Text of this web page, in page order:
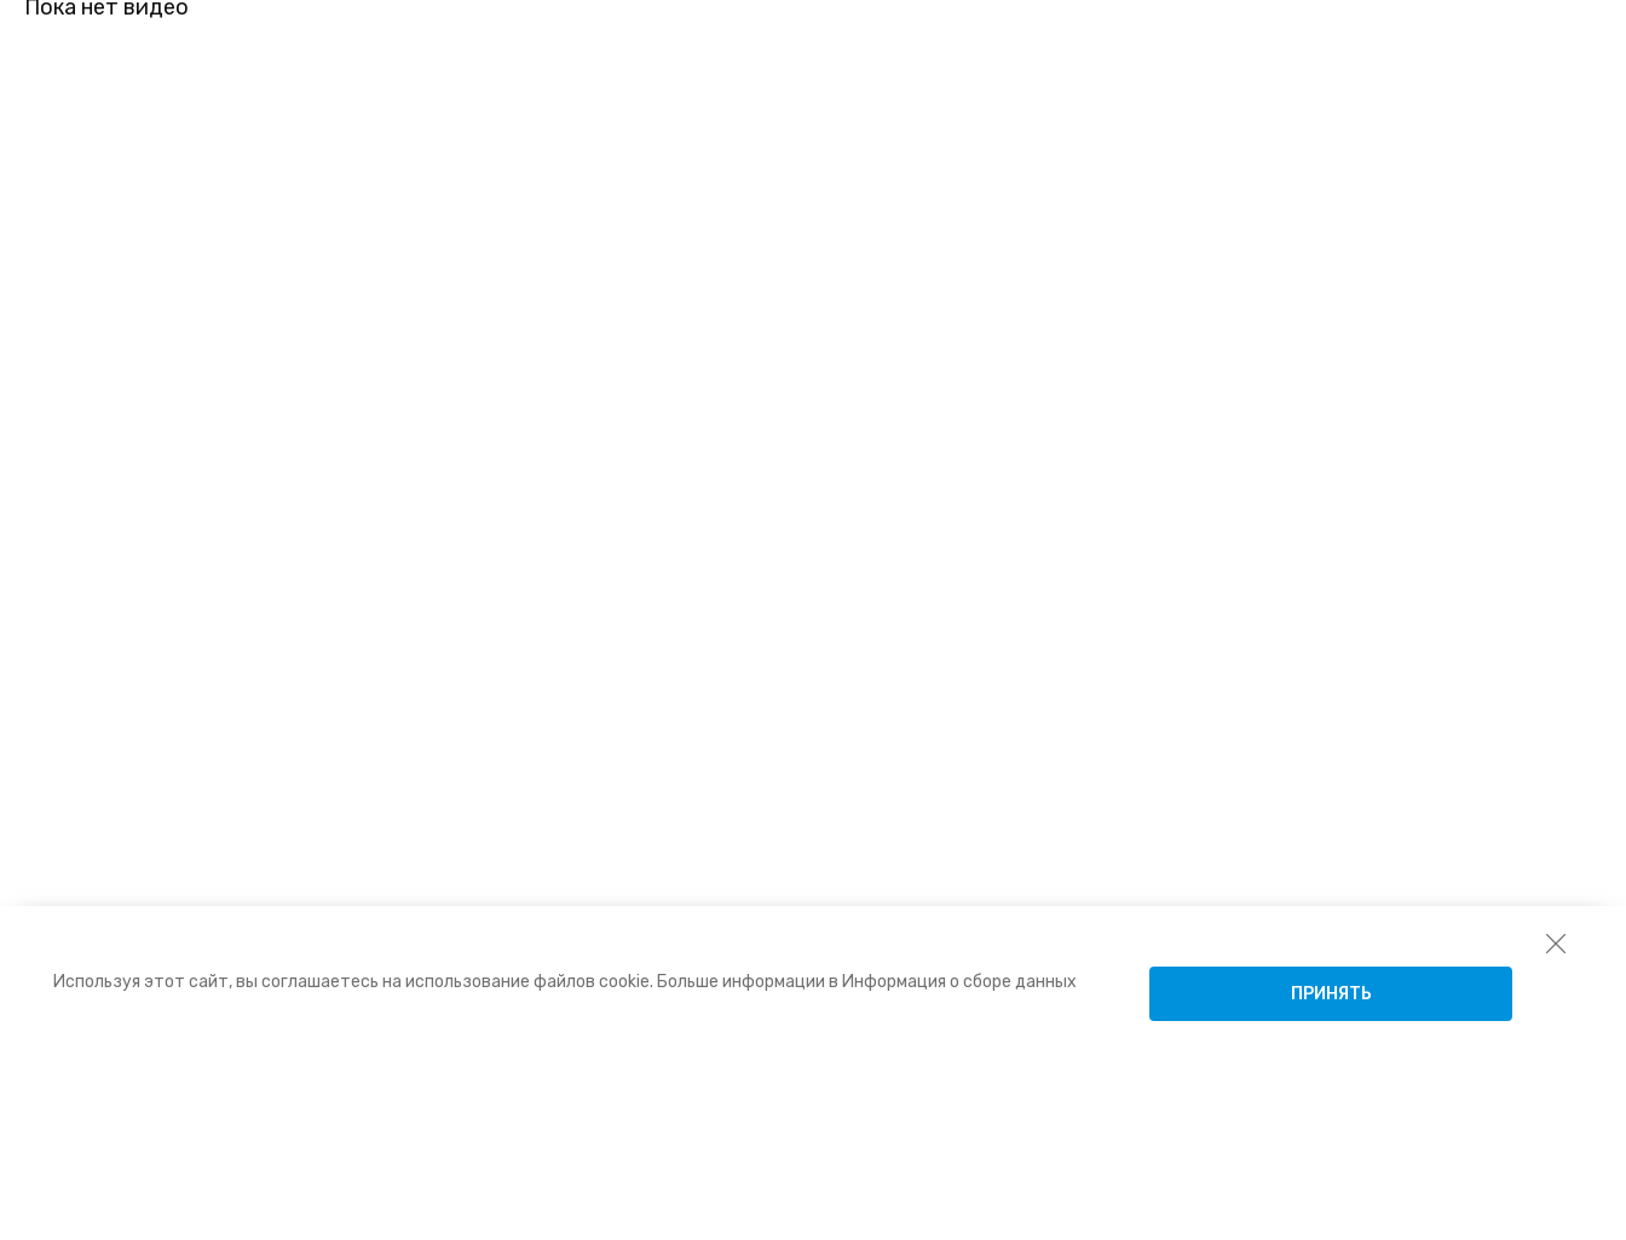
Пока нет видео
Используя этот сайт, вы соглашаетесь на использование файлов cookie. Больше информации в Информация о сборе данных
ПРИНЯТЬ